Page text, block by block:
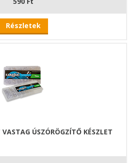
Részletek
ÚSZÓRÖGZÍTŐ KÉSZLET